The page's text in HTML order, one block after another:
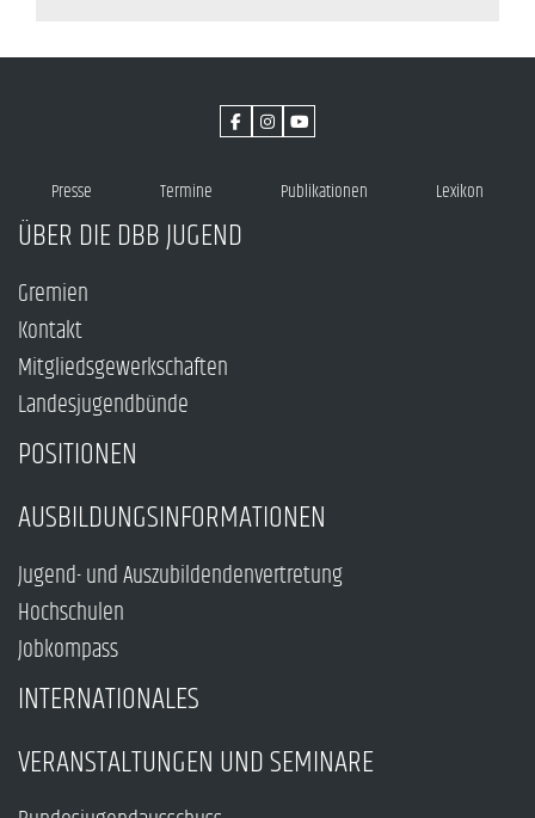
Presse Termine Publikationen Lexikon
ÜBER DIE DBB JUGEND
Gremien
Kontakt
Mitgliedsgewerkschaften
Landesjugendbünde
POSITIONEN
AUSBILDUNGSINFORMATIONEN
Jugend- und Auszubildendenvertretung
Hochschulen
Jobkompass
INTERNATIONALES
VERANSTALTUNGEN UND SEMINARE